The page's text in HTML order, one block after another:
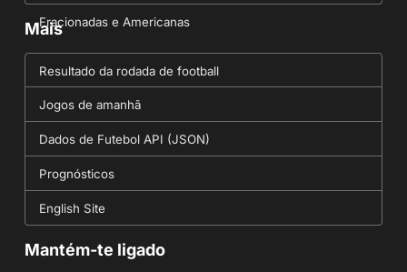
Fracionadas e Americanas
Mais
Resultado da rodada de football
Jogos de amanhã
Dados de Futebol API (JSON)
Prognósticos
English Site
Mantém-te ligado